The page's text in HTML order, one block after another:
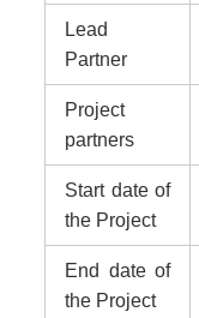
Lead
Partner
Project
partners
Start date of
the Project
End date of
the Project